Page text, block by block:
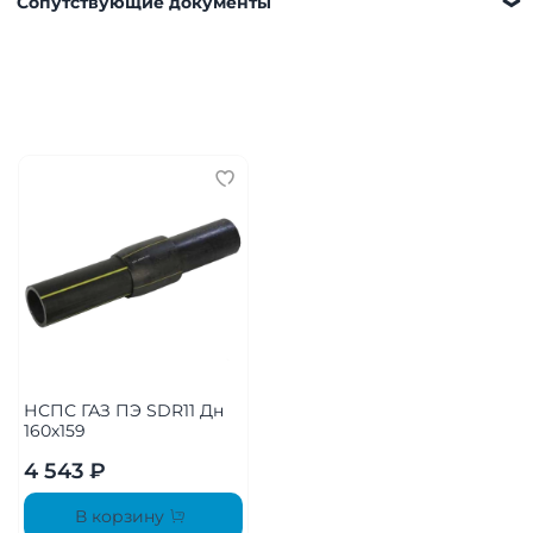
способом:
Транспортной компанией в регионы
Итоговая стоимость рассчитывается менеджером
после оформления заказа
Чтобы обеспечить быструю доставку, пожалуйста,
Точный адрес доставки вашего объекта.
которое будет принимать груз на месте доставки.
Предпочтительное время доставки, чтобы мы
могли сориентироваться на ваше расписание.
НСПС ГАЗ ПЭ SDR11 Дн
160х159
4 543 ₽
В корзину